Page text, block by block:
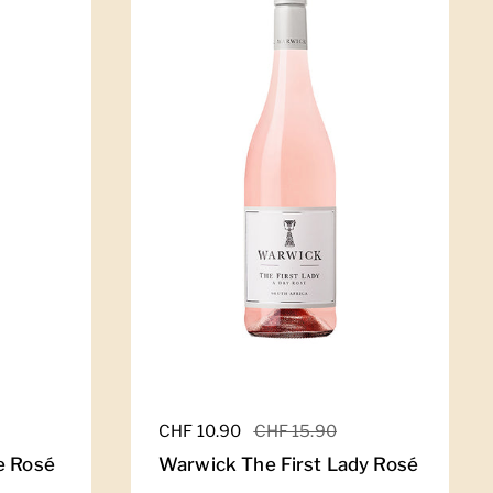
Rosé
Regulärer Preis
CHF 10.90 Sale-Preis
CHF 15.90
Warwick The First Lady Rosé